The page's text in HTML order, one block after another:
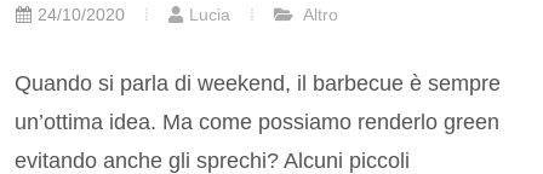
24/10/2020 Lucia Altro
Quando si parla di weekend, il barbecue è sempre
un’ottima idea. Ma come possiamo renderlo green
evitando anche gli sprechi? Alcuni piccoli